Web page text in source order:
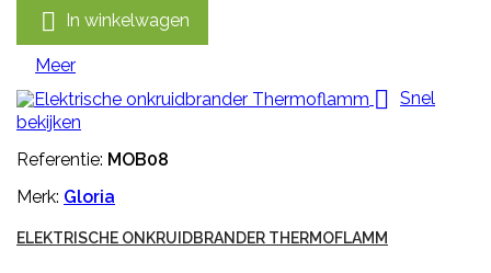
 In winkelwagen
Meer
 Snel
bekijken
Referentie: MOB08
Merk: Gloria
ELEKTRISCHE ONKRUIDBRANDER THERMOFLAMM